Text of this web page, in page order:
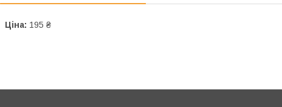
Ціна: 195 ₴